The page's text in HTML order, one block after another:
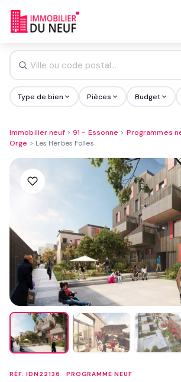
Type de bien Pièces Budget
Immobilier neuf> 91 - Essonne > Programmes
Orge > Les Herbes Folles
RÉF. IDN22136 · PROGRAMME NEUF